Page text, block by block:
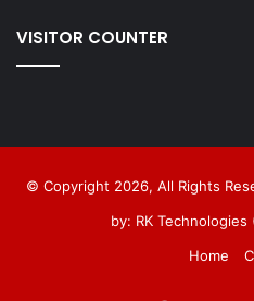
VISITOR COUNTER
© Copyright 2026, All Rights
by: RK
Home